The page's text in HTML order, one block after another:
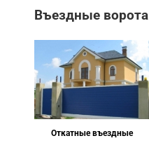
Въездные ворота
Откатные въездные